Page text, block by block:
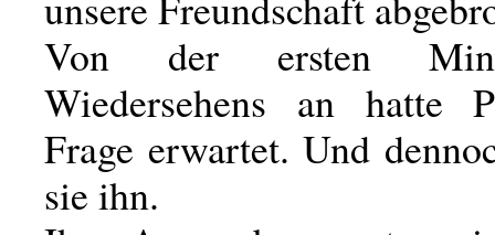
Von der ersten
Wiedersehens an hatte
Frage erwartet. Und
sie ihn.